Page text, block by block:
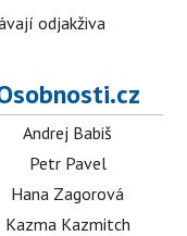
odjakživa
Andrej Babiš
Petr Pavel
Hana Zagorová
Kazma Kazmitch